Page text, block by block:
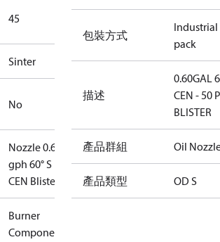
45
Sinter
No
Nozzle 0.60
gph 60° S
CEN Blister
Burner
Components
包裝方式
Industrial
pack
描述
0.60GAL
CEN - 50
BLISTER
產品群組 Oil
產品類型 OD S